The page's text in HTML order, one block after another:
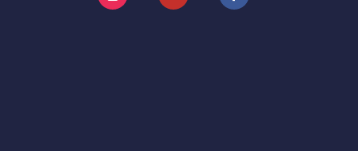
Instagram YouTube Facebook